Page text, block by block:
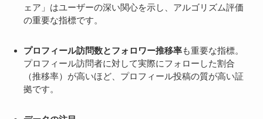
ェア」はユーザーの深い関心を示し、アルゴリズム評価
の重要な指標です。
プロフィール訪問数とフォロワー推移率も重要な指標。
プロフィール訪問者に対して実際にフォローした割合
（推移率）が高いほど、プロフィール投稿の質が高い証
拠です。